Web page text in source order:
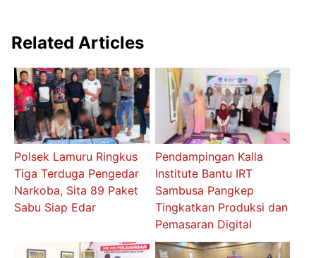
Related Articles
Polsek Lamuru Ringkus
Tiga Terduga Pengedar
Narkoba, Sita 89 Paket
Sabu Siap Edar
Pendampingan Kalla
Institute Bantu IRT
Sambusa Pangkep
Tingkatkan Produksi dan
Pemasaran Digital